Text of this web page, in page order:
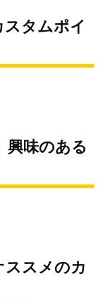
タムポイ
興味のある
ススメのカ